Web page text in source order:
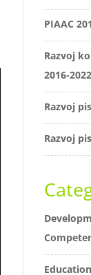
PIAAC
Razvoj
2016-2022
Razvoj
Razvoj